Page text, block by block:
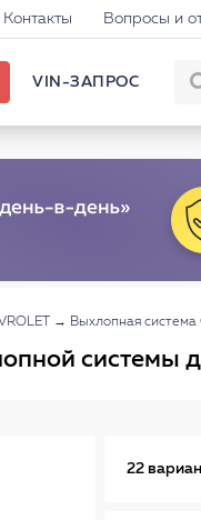
Контакты Вопросы и
VIN-ЗАПРОС
→ Выхлопная система
системы
22